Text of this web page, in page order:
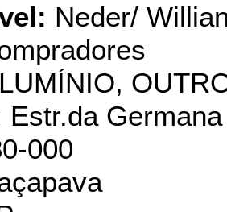
Neder/
Estr.da
000